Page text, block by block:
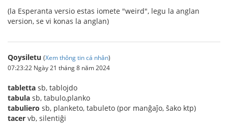
(la Esperanta versio estas iomete "weird", legu la anglan
version, se vi konas la anglan)
Qoysiletu (Xem thông tin cá nhân)
07:23:22 Ngày 21 tháng 8 năm 2024
tabletta sb, tablojdo
tabula sb, tabulo,planko
tabuliero sb, planketo, tabuleto (por manĝaĵo, ŝako ktp)
tacer vb, silentiĝi